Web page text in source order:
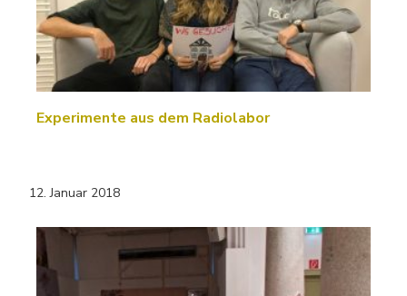
Experimente aus dem Radiolabor
12. Januar 2018